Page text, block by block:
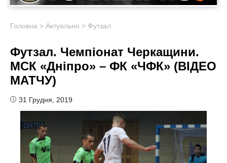
Головна > Актуально > Футзал
Футзал. Чемпіонат Черкащини.
МСК «Дніпро» – ФК «ЧФК» (ВІДЕО
МАТЧУ)
31 Грудня, 2019